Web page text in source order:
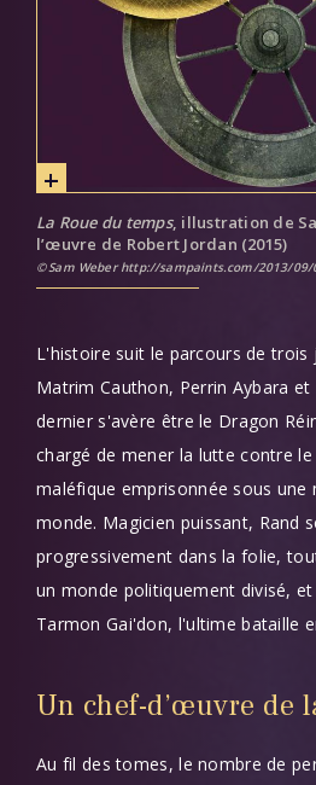
La Roue du temps, illustration de
l’œuvre de Robert Jordan (2015)
Sam Weber http://sampaints.com/2013/
L'histoire suit le parcours de trois
Matrim Cauthon, Perrin Aybara et
dernier s'avère être le Dragon
chargé de mener la lutte contre
maléfique emprisonnée sous une
monde. Magicien puissant, Rand
progressivement dans la folie,
un monde politiquement divisé,
Tarmon Gai'don, l'ultime bataille
Un chef-d’œuvre de
Au fil des tomes, le nombre de